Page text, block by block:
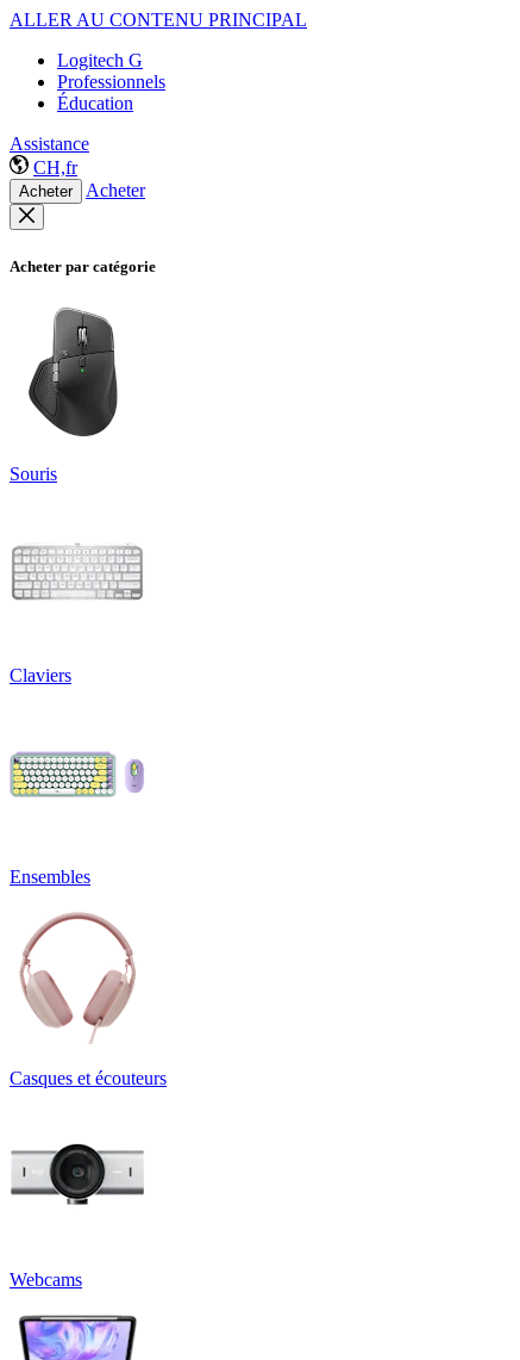
ALLER AU CONTENU PRINCIPAL
Logitech G
Professionnels
Éducation
Assistance
CH,fr
Acheter Acheter
Acheter par catégorie
Souris
Claviers
Ensembles
Casques et écouteurs
Webcams